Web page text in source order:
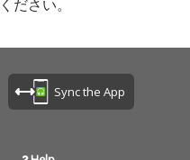
ださい。
Sync the App